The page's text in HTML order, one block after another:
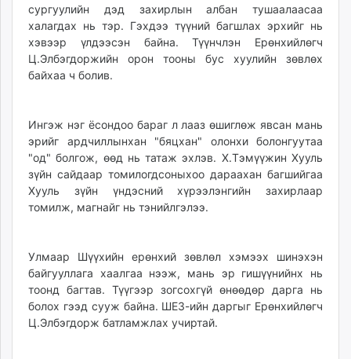
сургуулийн дэд захирлын албан тушаалаасаа
халагдах нь тэр. Гэхдээ түүний багшлах эрхийг нь
хэвээр үлдээсэн байна. Түүнчлэн Ерөнхийлөгч
Ц.Элбэгдоржийн орон тооны бус хуулийн зөвлөх
байхаа ч болив.
Ингэж нэг ёсондоо бараг л лааз өшиглөж явсан мань
эрийг ардчиллынхан "бяцхан" олонхи болонгуутаа
"од" болгож, өөд нь татаж эхлэв. Х.Тэмүүжин Хууль
зүйн сайдаар томилогдсоныхоо дараахан багшийгаа
Хууль зүйн үндэсний хүрээлэнгийн захирлаар
томилж, магнайг нь тэнийлгэлээ.
Улмаар Шүүхийн ерөнхий зөвлөл хэмээх шинэхэн
байгууллага хаалгаа нээж, мань эр гишүүнийнх нь
тоонд багтав. Түүгээр зогсохгүй өнөөдөр дарга нь
болох гээд сууж байна. ШЕЗ-ийн даргыг Ерөнхийлөгч
Ц.Элбэгдорж батламжлах учиртай.